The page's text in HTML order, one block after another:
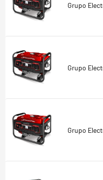
Grupo
Grupo
Grupo